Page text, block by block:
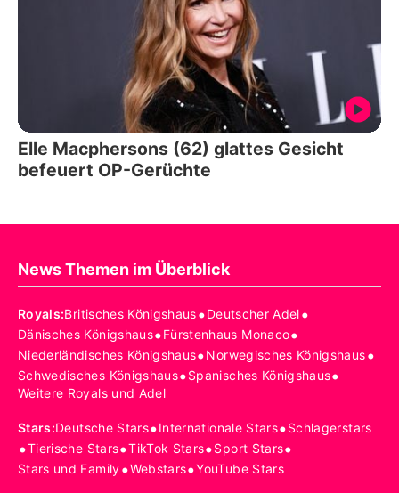
Elle Macphersons (62) glattes Gesicht
befeuert OP-Gerüchte
News Themen im Überblick
Royals:Britisches Königshaus•Deutscher Adel•
Dänisches Königshaus•Fürstenhaus Monaco•
Niederländisches Königshaus•Norwegisches Königshaus•
Schwedisches Königshaus•Spanisches Königshaus•
Weitere Royals und Adel
Stars:Deutsche Stars•Internationale Stars•Schlagerstars
•Tierische Stars•TikTok Stars•Sport Stars•
Stars und Family•Webstars•YouTube Stars